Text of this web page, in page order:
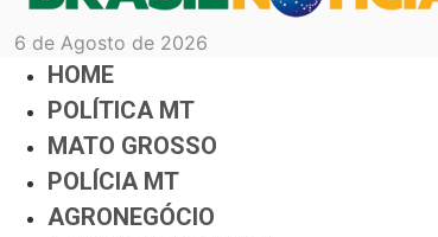
6 de Agosto de 2026
HOME
POLÍTICA MT
MATO GROSSO
POLÍCIA MT
AGRONEGÓCIO